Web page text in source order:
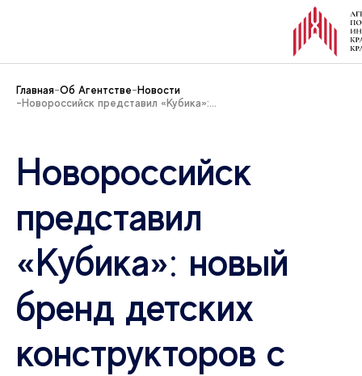
Главная Об Агентстве Новости
Новороссийск представил «Кубика»:...
Новороссийск
представил
«Кубика»: новый
бренд детских
конструкторов с